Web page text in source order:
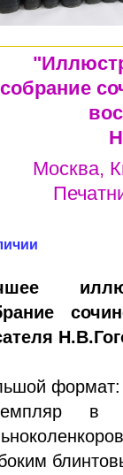
собрание
Москва,
формат:
в